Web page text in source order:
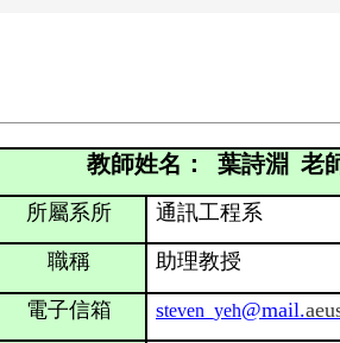
教師姓名： 葉詩淵 老
所屬系所 通訊工程系
職稱 助理教授
電子信箱 steven_yeh@mail.